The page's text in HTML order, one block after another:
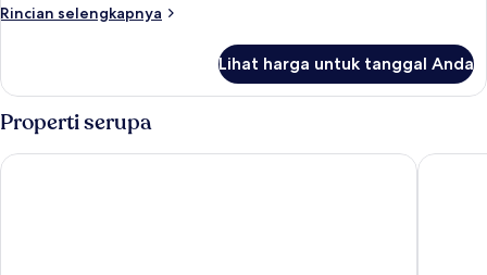
Rincian selengkapnya
Rincian
Kamar
Lihat harga untuk tanggal Anda
Properti serupa
Hotel Bierwirt Hotel